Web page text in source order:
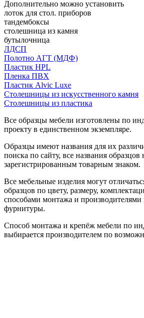
Дополнительно можно установить
лоток для стол. приборов
тандембоксы
столешница из камня
бутылочница
ЛДСП
Полотно АГТ (МДФ)
Пластик HPL
Пленка ПВХ
Пластик Alvic Luxe
Столешницы из искусственного камня
Столешницы из пластика
Все образцы мебели изготовлены по
проекту в единственном экземпляре.
Образцы имеют названия для их
поиска по сайту, все названия образцов
зарегистрированным товарным знаком.
Все мебельные изделия могут
образцов по цвету, размеру,
способами монтажа и
фурнитуры.
Способ монтажа и крепёж мебели по
выбирается производителем по